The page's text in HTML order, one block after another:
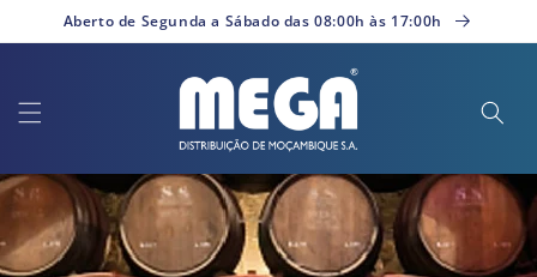
para o
conteúdo
Aberto de Segunda a Sábado das 08:00h às 17:00h